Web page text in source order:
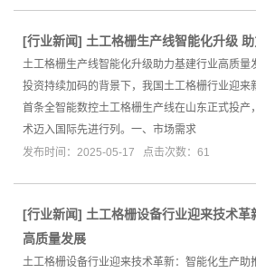
[行业新闻] 土工格栅生产线智能化升级
土工格栅生产线智能化升级助力基建行业高质量
投资持续加码的背景下，我国土工格栅行业迎来
首条全智能数控土工格栅生产线在山东正式投产
术迈入国际先进行列。一、市场需求
发布时间：2025-05-17 点击次数：61
[行业新闻] 土工格栅设备行业迎来技术
高质量发展
土工格栅设备行业迎来技术革新：智能化生产